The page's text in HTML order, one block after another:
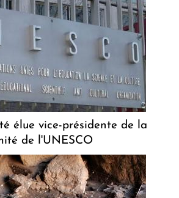
élue vice-présidente de la
de l'UNESCO